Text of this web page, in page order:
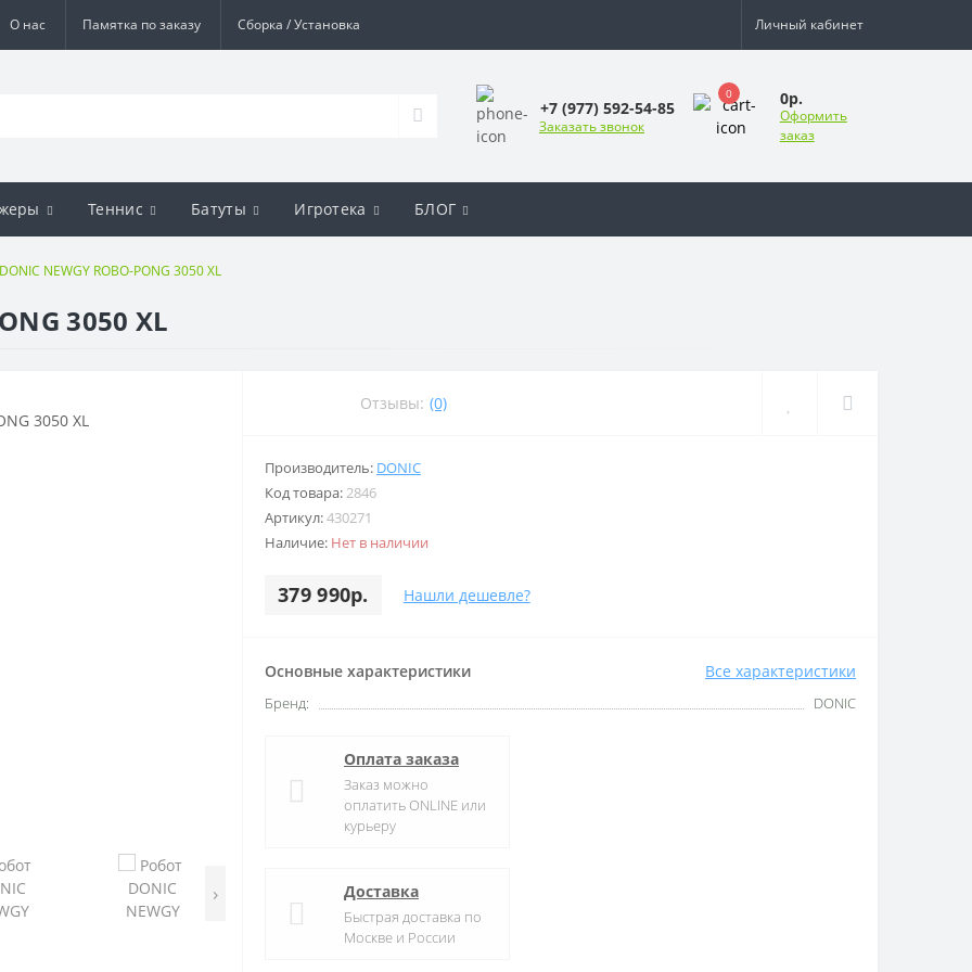
О нас Памятка по заказу Сборка / Установка Личный кабинет
+7 (977) 592-54-85
Заказать звонок
0 0р.
Оформить
заказ
Теннис Батуты Игротека БЛОГ
NEWGY ROBO-PONG 3050 XL
3050 XL
›
Отзывы: (0)
Производитель: DONIC
Код товара:2846
Артикул:430271
Наличие: Нет в наличии
379 990р. Нашли дешевле?
Основные характеристики Все характеристики
Бренд: DONIC
Оплата заказа
Заказ можно
оплатить ONLINE или
курьеру
Доставка
Быстрая доставка по
Москве и России